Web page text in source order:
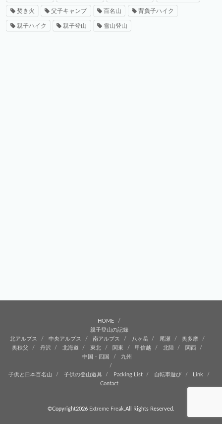
焚き火 父子キャンプ 百名山 背負子ハイク
親子ハイク 親子登山 雪山登山
HOME
親子登山の記録
北アルプス
中央アルプス 南アルプス 八ヶ岳 尾瀬
奥多摩
奥秩父
丹沢 北海道 東北 関東 甲信越 北陸
関西
中国・四国
九州
子供と日本百名山 子供の登山道具 Packing List 自転車遊び
Link
Contact
©Copyright2026 Extreme Freak .All Rights Reserved.